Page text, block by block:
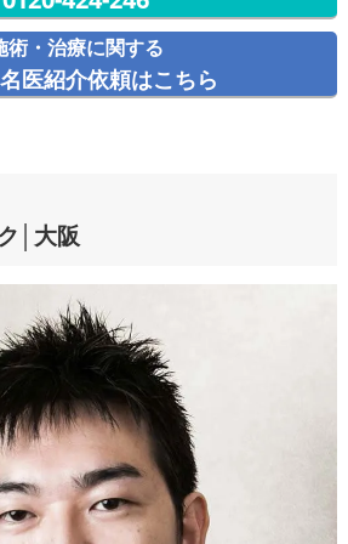
術・治療に関する
医紹介依頼はこちら
│大阪